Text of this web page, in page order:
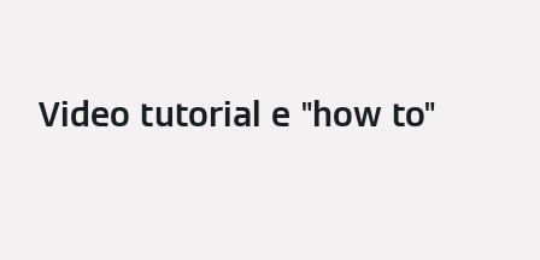
Video tutorial e "how to"